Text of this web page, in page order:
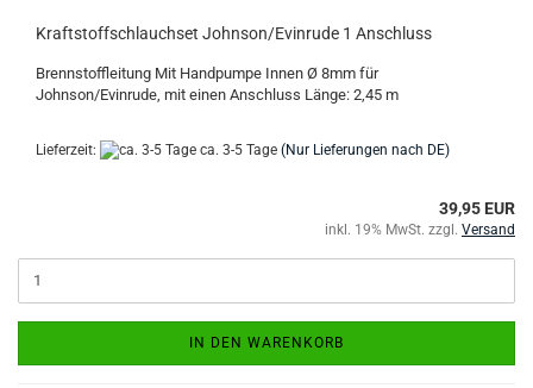
Kraftstoffschlauchset Johnson/Evinrude 1 Anschluss
Brennstoffleitung Mit Handpumpe Innen Ø 8mm für
Johnson/Evinrude, mit einen Anschluss Länge: 2,45 m
Lieferzeit: ca. 3-5 Tage (Nur Lieferungen nach DE)
39,95 EUR
inkl. 19% MwSt. zzgl. Versand
IN DEN WARENKORB